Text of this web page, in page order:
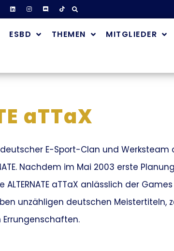
ESBD THEMEN MITGLIEDER
aTTaX
deutscher E-Sport-Clan und
Nachdem im Mai 2003 erste
aTTaX anlässlich der
unzähligen deutschen Meistertiteln,